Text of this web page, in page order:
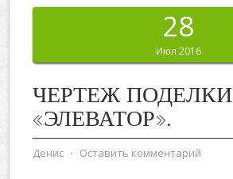
28
Июл 2016
ЧЕРТЕЖ ПОДЕЛКИ
«ЭЛЕВАТОР».
Денис ⋅ Оставить комментарий